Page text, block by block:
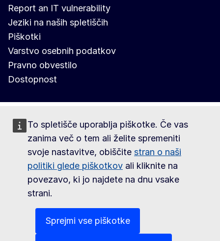
To spletišče uporablja piškotke. Če vas
zanima več o tem ali želite spremeniti
svoje nastavitve, obiščite stran o naši
politiki glede piškotkov ali kliknite na
povezavo, ki jo najdete na dnu vsake
strani.
Sprejmi vse piškotke
Report an IT vulnerability
Jeziki na naših spletiščih
Piškotki
Varstvo osebnih podatkov
Pravno obvestilo
Dostopnost